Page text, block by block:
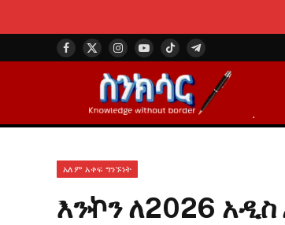
Facebook
X
(Twitter)
Instagram
YouTubeTikTokTelegram
አለም አቀፍ ግንኙነት
እንኯን ለ2026